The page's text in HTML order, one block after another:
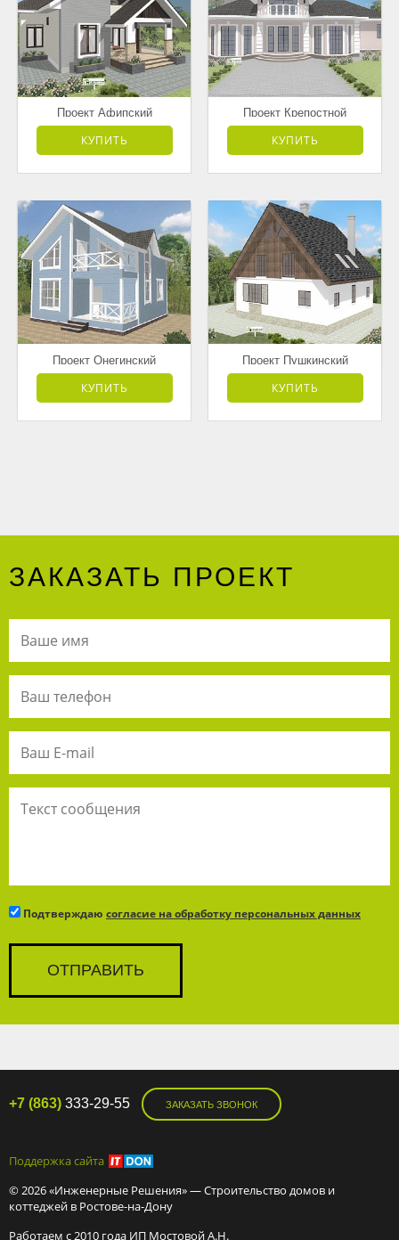
Проект Афипский
от 3 181 500 руб.
КУПИТЬ
Проект Крепостной
от 7 595 000 руб.
КУПИТЬ
Проект Онегинский
от 3 178 000 руб.
КУПИТЬ
Проект Пушкинский
от 4 168 500 руб.
КУПИТЬ
ЗАКАЗАТЬ ПРОЕКТ
Подтверждаю согласие на обработку персональных данных
+7 (863) 333-29-55 ЗАКАЗАТЬ ЗВОНОК
Поддержка сайта
© 2026 «Инженерные Решения» — Строительство домов и
коттеджей в Ростове-на-Дону
Работаем с 2010 года ИП Мостовой А.Н.